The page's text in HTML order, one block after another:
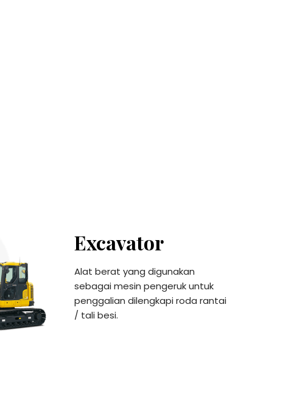
Excavator
Alat berat yang digunakan
sebagai mesin pengeruk untuk
penggalian dilengkapi roda rantai
/ tali besi.